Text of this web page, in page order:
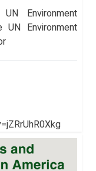
Environment
UN Environment